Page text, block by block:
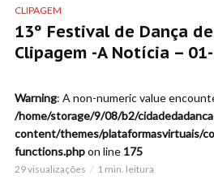
CLIPAGEM
13º Festival de Dança
Clipagem -A Notícia –
Warning: A non-numeric value
/home/storage/9/08/b2/
content/themes/plataformasvirtuais/
functions.phpon line 175
29 visualizações 1 min. leitura